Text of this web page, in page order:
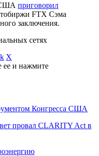
США приговорил
FTX Сэма
заключения.
сетях
X
ее и нажмите
Конгресса США
провал CLARITY Act в